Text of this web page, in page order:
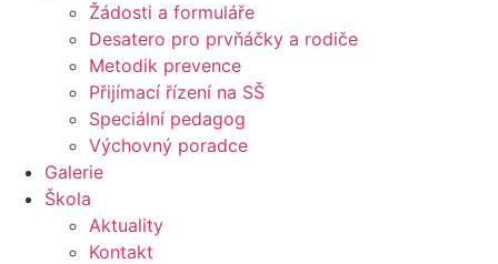
Žádosti a formuláře
Desatero pro prvňáčky a rodiče
Metodik prevence
Přijímací řízení na SŠ
Speciální pedagog
Výchovný poradce
Galerie
Škola
Aktuality
Kontakt